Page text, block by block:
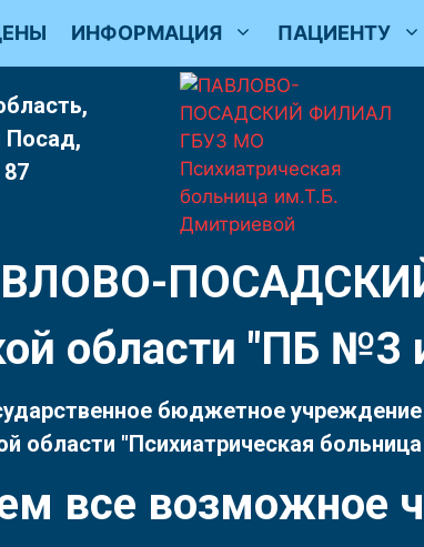
ИНФОРМАЦИЯ ПАЦИЕНТУ
Посад,
области "ПБ
бюджетное
области "Психиатрическая
все возможное